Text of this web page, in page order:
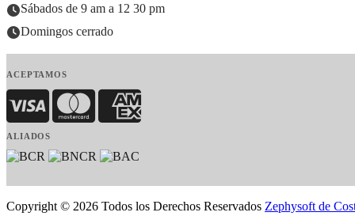
Sábados de 9 am a 12 30 pm
Domingos cerrado
ACEPTAMOS
Visa MasterCardAmerican Express
ALIADOS
Copyright © 2026 Todos los Derechos Reservados Zephysoft de